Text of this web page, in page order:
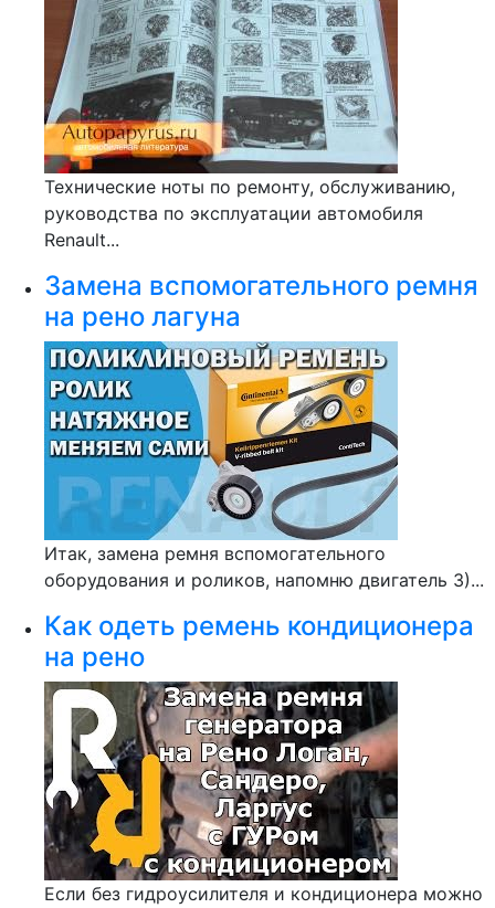
Технические ноты по ремонту, обслуживанию,
руководства по эксплуатации автомобиля
Renault...
Замена вспомогательного ремня
на рено лагуна
Итак, замена ремня вспомогательного
оборудования и роликов, напомню двигатель 3)...
Как одеть ремень кондиционера
на рено
Если без гидроусилителя и кондиционера можно